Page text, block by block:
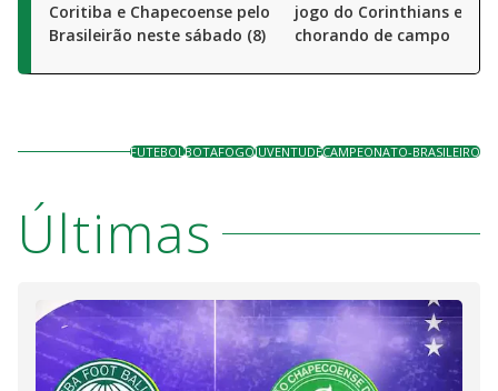
Coritiba e Chapecoense pelo
Brasileirão neste sábado (8)
jogo do Corinthians e sai
chorando de campo
FUTEBOLBOTAFOGOJUVENTUDECAMPEONATO-BRASILEIRO
Últimas